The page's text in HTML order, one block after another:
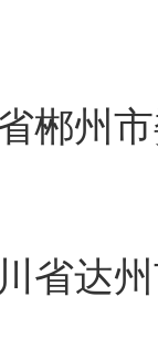
州市
达州